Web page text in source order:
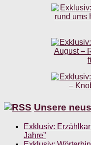
Unsere
Exklusiv:
Jahre”